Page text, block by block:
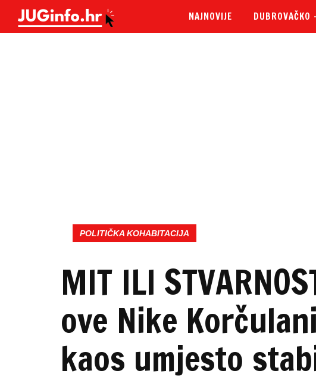
NAJNOVIJE DUBROVAČKO
POLITIČKA KOHABITACIJA
MIT ILI
ove Nike
kaos umjesto